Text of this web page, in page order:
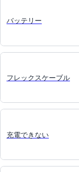
バッテリー
フレックスケーブル
充電できない